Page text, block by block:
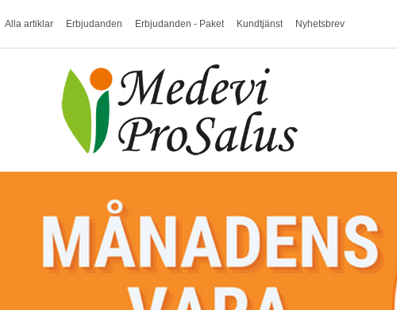
Alla artiklar Erbjudanden Erbjudanden - Paket Kundtjänst Nyhetsbrev